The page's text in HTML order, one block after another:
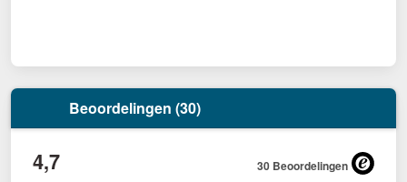
Beoordelingen (30)
4,7 30 Beoordelingen